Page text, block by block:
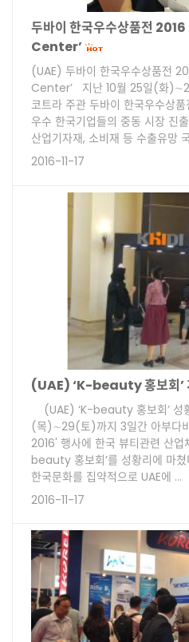
두바이 한국우수상품전
Center’
(UAE) 두바이 한국우수상품전
Center’ 지난 10월 25일(화
코트라 주관 두바이 한국우수상
우수 한국기업들의 중동 시장 진
산업기자재, 소비재 등 수출유망
2016-11-17
(UAE) ‘K-beauty 홍보회’
(UAE) ‘K-beauty 홍보회’ 성
(목)∼29(토)까지 3일간 아부다
2016' 행사에 한국 뷰티관련 산
beauty 홍보회’를 성황리에 마
한국문화를 집약적으로 UAE에 …
2016-11-17